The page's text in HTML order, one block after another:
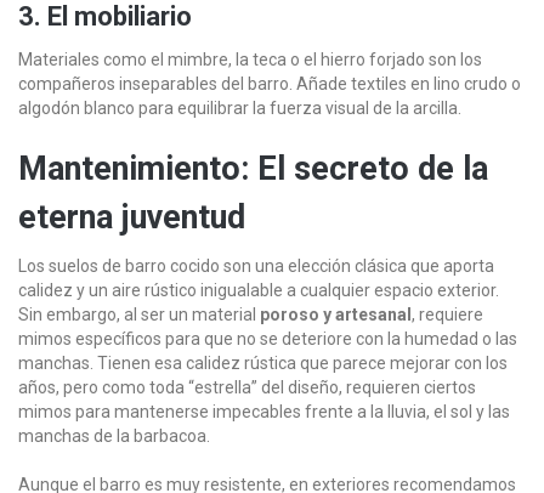
3. El mobiliario
Materiales como el mimbre, la teca o el hierro forjado son los
compañeros inseparables del barro. Añade textiles en lino crudo o
algodón blanco para equilibrar la fuerza visual de la arcilla.
Mantenimiento: El secreto de la
eterna juventud
Los suelos de barro cocido son una elección clásica que aporta
calidez y un aire rústico inigualable a cualquier espacio exterior.
Sin embargo, al ser un material poroso y artesanal , requiere
mimos específicos para que no se deteriore con la humedad o las
manchas. Tienen esa calidez rústica que parece mejorar con los
años, pero como toda “estrella” del diseño, requieren ciertos
mimos para mantenerse impecables frente a la lluvia, el sol y las
manchas de la barbacoa.
Aunque el barro es muy resistente, en exteriores recomendamos